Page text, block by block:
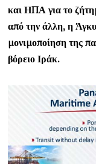
και ΗΠΑ για το
από την άλλη, η
μονιμοποίηση της
βόρειο Ιράκ.